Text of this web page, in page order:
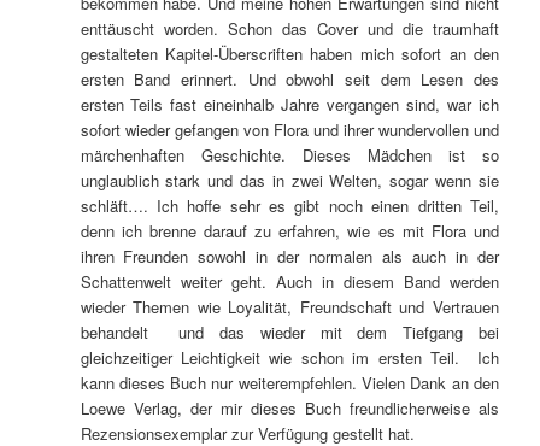
enttäuscht worden. Schon das Cover und die traumhaft
gestalteten Kapitel-Überscriften haben mich sofort an den
ersten Band erinnert. Und obwohl seit dem Lesen des
ersten Teils fast eineinhalb Jahre vergangen sind, war ich
sofort wieder gefangen von Flora und ihrer wundervollen und
märchenhaften Geschichte. Dieses Mädchen ist so
unglaublich stark und das in zwei Welten, sogar wenn sie
schläft…. Ich hoffe sehr es gibt noch einen dritten Teil,
denn ich brenne darauf zu erfahren, wie es mit Flora und
ihren Freunden sowohl in der normalen als auch in der
Schattenwelt weiter geht. Auch in diesem Band werden
wieder Themen wie Loyalität, Freundschaft und Vertrauen
behandelt und das wieder mit dem Tiefgang bei
gleichzeitiger Leichtigkeit wie schon im ersten Teil. Ich
kann dieses Buch nur weiterempfehlen. Vielen Dank an den
Loewe Verlag, der mir dieses Buch freundlicherweise als
Rezensionsexemplar zur Verfügung gestellt hat.